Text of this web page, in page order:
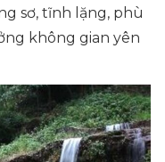
sơ, tĩnh lặng, phù
không gian yên